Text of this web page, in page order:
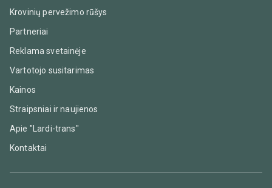
Krovinių pervežimo rūšys
Partneriai
Reklama svetainėje
Vartotojo susitarimas
Kainos
Straipsniai ir naujienos
Apie "Lardi-trans"
Kontaktai